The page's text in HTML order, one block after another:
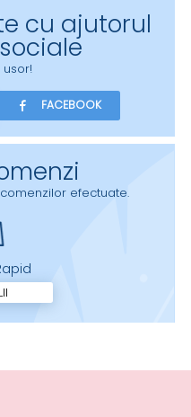
cu ajutorul
usor!
FACEBOOK
efectuate.